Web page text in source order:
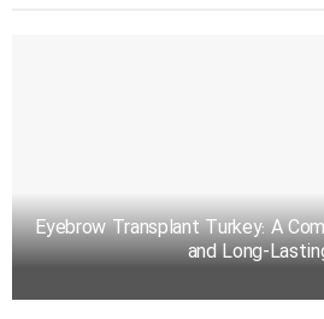
Eyebrow Transplant Turkey: A
and Long-